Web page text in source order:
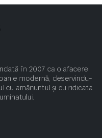
în 2007 ca o afacere
modernă, deservindu-
cu amănuntul și cu ridicata